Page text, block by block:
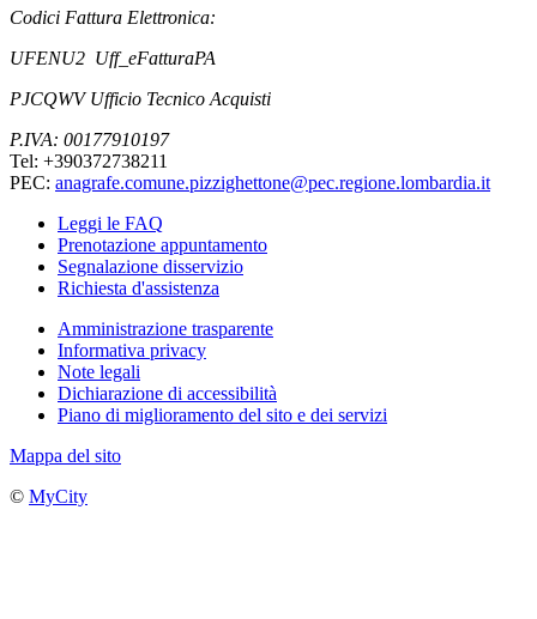
Codici Fattura Elettronica:
UFENU2 Uff_eFatturaPA
PJCQWV Ufficio Tecnico Acquisti
P.IVA: 00177910197
Tel: +390372738211
PEC: anagrafe.comune.pizzighettone@pec.regione.lombardia.it
Leggi le FAQ
Prenotazione appuntamento
Segnalazione disservizio
Richiesta d'assistenza
Amministrazione trasparente
Informativa privacy
Note legali
Dichiarazione di accessibilità
Piano di miglioramento del sito e dei servizi
Mappa del sito
© MyCity